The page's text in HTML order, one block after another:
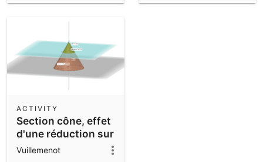
Section cône, effet
d'une réduction sur
les volumes
ACTIVITY
Vuillemenot